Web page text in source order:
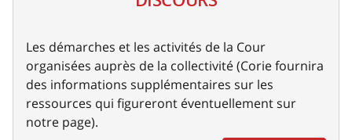
Les démarches et les activités de la Cour
organisées auprès de la collectivité (Corie fournira
des informations supplémentaires sur les
ressources qui figureront éventuellement sur
notre page).